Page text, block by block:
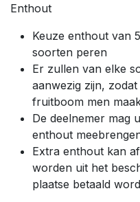
Enthout
Keuze enthout van
soorten peren
Er zullen van elke
aanwezig zijn,
fruitboom men
De deelnemer mag
enthout
Extra enthout kan
worden uit het
plaatse betaald